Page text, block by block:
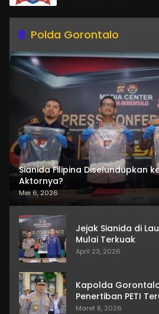
Polda Gorontalo
Sianida Filipina Diselundupkan
Aktornya?
Mei 6, 2026
Jejak Sianida di
Mulai Terkuak
April 23, 2026
Kapolda
Penertiban PETI
Maret 8, 2026